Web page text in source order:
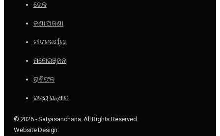
ଖେଳ
ଜଣା ଅଜଣା
ଜୀବନଚର୍ଯ୍ୟା
ମନୋରଞ୍ଜନ
ରାଶିଫଳ
ସତ୍ୟ ସନ୍ଧାନ
© 2026 - Satyasandhana. All Rights Reserved.
Website Design: